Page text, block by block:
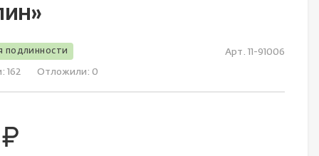
подлинности Арт. 11-91006
162 Отложили: 0
руб.